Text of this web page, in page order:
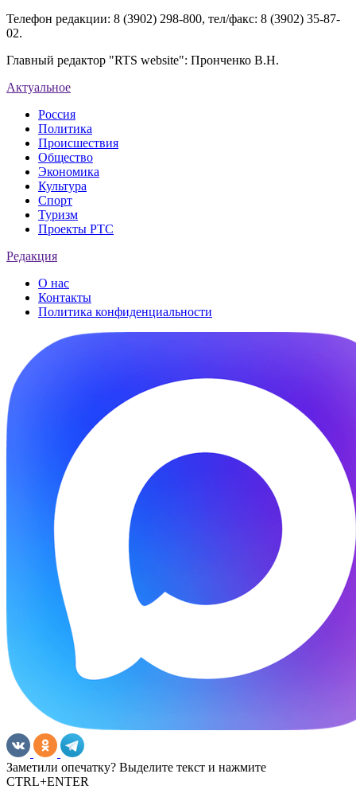
Телефон редакции: 8 (3902) 298-800, тел/факс: 8 (3902) 35-87-
02.
Главный редактор "RTS website": Пронченко В.Н.
Актуальное
Россия
Политика
Происшествия
Общество
Экономика
Культура
Спорт
Туризм
Проекты РТС
Редакция
О нас
Контакты
Политика конфиденциальности
Заметили опечатку? Выделите текст и нажмите
CTRL+ENTER